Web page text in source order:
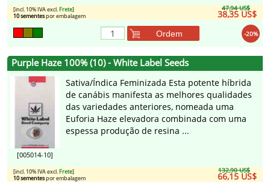
47,94 US$
38,35 US$
[incl. 10% IVA excl. Frete]
10 sementespor embalagem
-20%
Ordem
Purple Haze 100% (10) - White Label Seeds
[005014-10]
Sativa/Índica Feminizada Esta potente híbrida
de canábis manifesta as melhores qualidades
das variedades anteriores, nomeada uma
Euforia Haze elevadora combinada com uma
espessa produção de resina ...
132,90 US$
66,15 US$
[incl. 10% IVA excl. Frete]
10 sementespor embalagem